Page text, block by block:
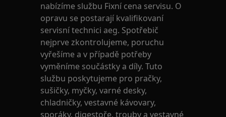
nabízíme službu Fixní cena servisu. O
opravu se postarají kvalifikovaní
servisní technici aeg. Spotřebič
nejprve zkontrolujeme, poruchu
vyřešíme a v případě potřeby
vyměníme součástky a díly. Tuto
službu poskytujeme pro pračky,
sušičky, myčky, varné desky,
chladničky, vestavné kávovary,
sporáky, digestoře, trouby a vestavné